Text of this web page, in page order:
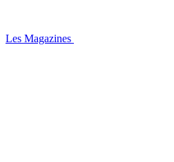
Les Magazines